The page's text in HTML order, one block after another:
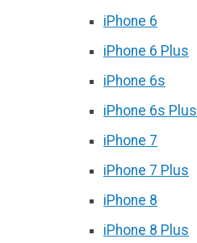
iPhone 6
iPhone 6 Plus
iPhone 6s
iPhone 6s Plus
iPhone 7
iPhone 7 Plus
iPhone 8
iPhone 8 Plus